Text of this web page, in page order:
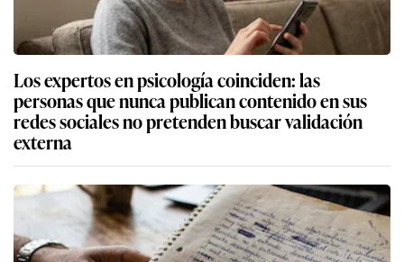
Los expertos en psicología coinciden: las
personas que nunca publican contenido en sus
redes sociales no pretenden buscar validación
externa